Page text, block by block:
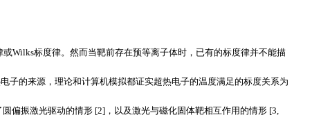
或Wilks标度律。然而当靶前存在预等离子体时，已有的标度律并不能描
电子的来源，理论和计算机模拟都证实超热电子的温度满足的标度关系为
偏振激光驱动的情形 [2] ，以及激光与磁化固体靶相互作用的情形 [3,